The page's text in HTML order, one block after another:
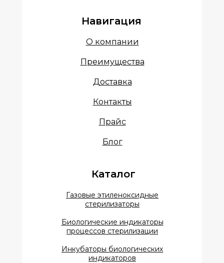
О компании
Преимущества
Доставка
Контакты
Прайс
Блог
Навигация
Каталог
Газовые этиленоксидные
стерилизаторы
Биологические индикаторы
процессов стерилизации
Инкубаторы биологических
индикаторов